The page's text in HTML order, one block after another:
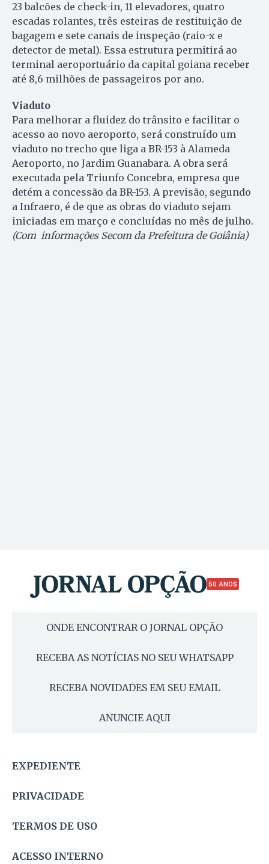
23 balcões de check-in, 11 elevadores, quatro
escadas rolantes, três esteiras de restituição de
bagagem e sete canais de inspeção (raio-x e
detector de metal). Essa estrutura permitirá ao
terminal aeroportuário da capital goiana receber
até 8,6 milhões de passageiros por ano.
Viaduto
Para melhorar a fluidez do trânsito e facilitar o
acesso ao novo aeroporto, será construído um
viaduto no trecho que liga a BR-153 à Alameda
Aeroporto, no Jardim Guanabara. A obra será
executada pela Triunfo Concebra, empresa que
detém a concessão da BR-153. A previsão, segundo
a Infraero, é de que as obras do viaduto sejam
iniciadas em março e concluídas no mês de julho.
(Com informações Secom da Prefeitura de Goiânia)
50 ANOS
ONDE ENCONTRAR O JORNAL OPÇÃO
RECEBA AS NOTÍCIAS NO SEU WHATSAPP
RECEBA NOVIDADES EM SEU EMAIL
ANUNCIE AQUI
EXPEDIENTE
PRIVACIDADE
TERMOS DE USO
ACESSO INTERNO